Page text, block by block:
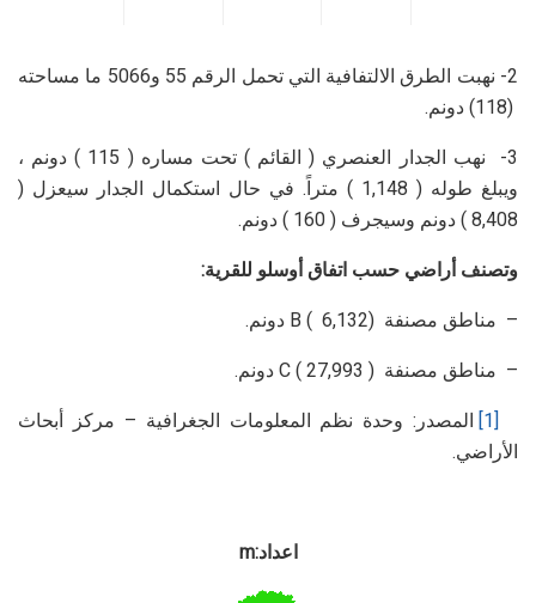
2- نهبت الطرق الالتفافية التي تحمل الرقم 55 و5066 ما مساحته
(118) دونم.
3- نهب الجدار العنصري ( القائم ) تحت مساره ( 115 ) دونم ،
ويبلغ طوله ( 1,148 ) متراً. في حال استكمال الجدار سيعزل (
8,408 ) دونم وسيجرف ( 160 ) دونم.
وتصنف أراضي حسب اتفاق أوسلو للقرية:
– مناطق مصنفة B ( 6,132) دونم.
– مناطق مصنفة C ( 27,993 ) دونم.
[1]
المصدر: وحدة نظم المعلومات الجغرافية – مركز أبحاث
الأراضي.
اعداد:m